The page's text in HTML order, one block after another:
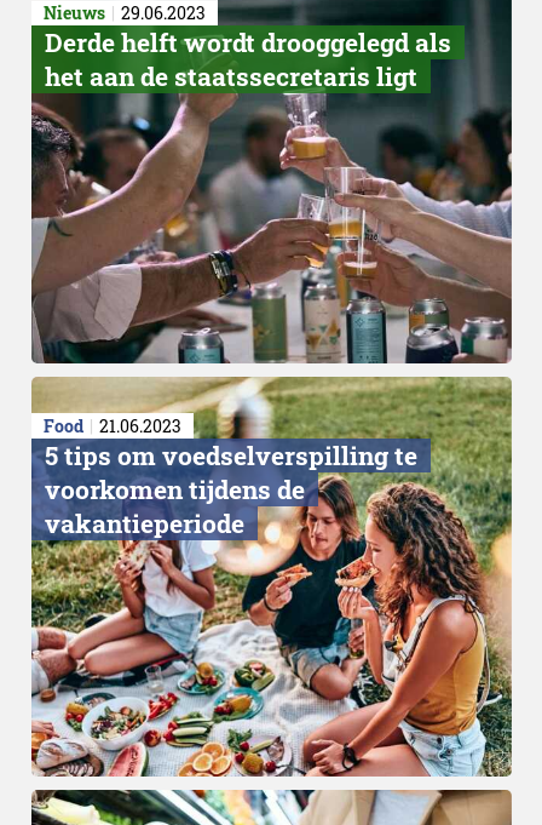
Korte keten
Nieuws 29.06.2023
Derde helft wordt drooggelegd als
het aan de staatssecretaris ligt
Food 21.06.2023
5 tips om voedselverspilling te
voorkomen tijdens de
vakantieperiode